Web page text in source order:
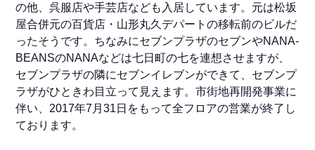
の他、呉服店や手芸店なども入居しています。元は松坂
屋合併元の百貨店・山形丸久デパートの移転前のビルだ
ったそうです。ちなみにセブンプラザのセブンやNANA-
BEANSのNANAなどは七日町の七を連想させますが、
セブンプラザの隣にセブンイレブンができて、セブンプ
ラザがひときわ目立って見えます。市街地再開発事業に
伴い、2017年7月31日をもって全フロアの営業が終了し
ております。